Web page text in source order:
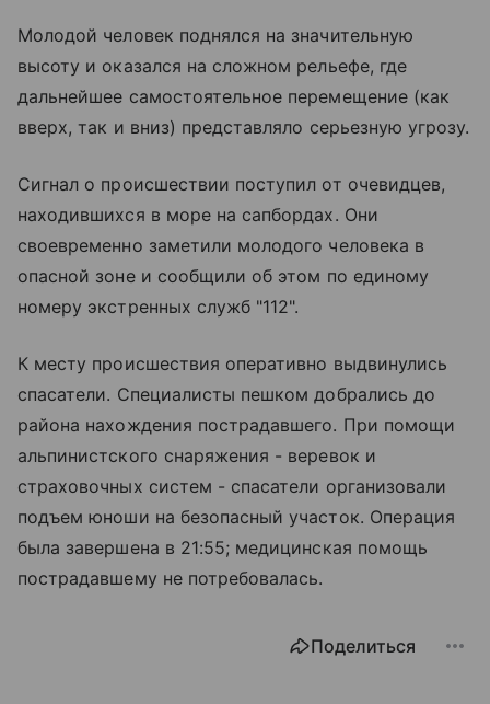
Молодой человек поднялся на значительную
высоту и оказался на сложном рельефе, где
дальнейшее самостоятельное перемещение (как
вверх, так и вниз) представляло серьезную угрозу.
Сигнал о происшествии поступил от очевидцев,
находившихся в море на сапбордах. Они
своевременно заметили молодого человека в
опасной зоне и сообщили об этом по единому
номеру экстренных служб "112".
К месту происшествия оперативно выдвинулись
спасатели. Специалисты пешком добрались до
района нахождения пострадавшего. При помощи
альпинистского снаряжения - веревок и
страховочных систем - спасатели организовали
подъем юноши на безопасный участок. Операция
была завершена в 21:55; медицинская помощь
пострадавшему не потребовалась.
Поделиться